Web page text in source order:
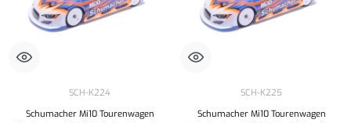
SCH-K224
Schumacher Mi10 Tourenwagen
SCH-K225
Schumacher Mi10 Tourenwagen